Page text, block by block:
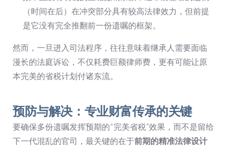
（时间在后）在冲突部分具有较高法律效力，但前提
是它没有完全推翻前一份遗嘱的框架。
然而，一旦进入司法程序，往往意味着继承人需要面临
漫长的法庭诉讼，不仅耗费巨额律师费，更有可能让原
本完美的省税计划付诸东流。
预防与解决：专业财富传承的关键
要确保多份遗嘱发挥预期的“完美省税”效果，而不是留给
下一代混乱的官司，最关键的在于前期的精准法律设计